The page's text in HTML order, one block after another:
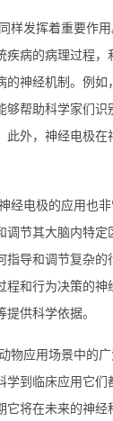
样发挥着重要作
疾病的病理过程，
神经机制。例如
够帮助科学家们识
此外，神经电极在
经电极的应用也
调节其大脑内特定
指导和调节复杂的
程和行为决策的神
供科学依据。
物应用场景中的
学到临床应用它们
它将在未来的神经